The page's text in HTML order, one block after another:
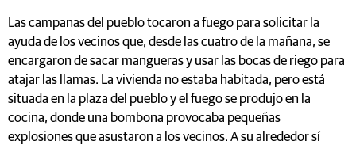
Las campanas del pueblo tocaron a fuego para solicitar la
ayuda de los vecinos que, desde las cuatro de la mañana, se
encargaron de sacar mangueras y usar las bocas de riego para
atajar las llamas. La vivienda no estaba habitada, pero está
situada en la plaza del pueblo y el fuego se produjo en la
cocina, donde una bombona provocaba pequeñas
explosiones que asustaron a los vecinos. A su alrededor sí